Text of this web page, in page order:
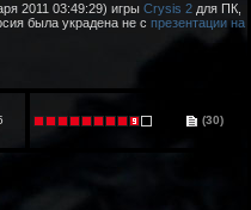
2011 03:49:29) игры Crysis 2 для ПК,
была украдена не с презентации на
(30)